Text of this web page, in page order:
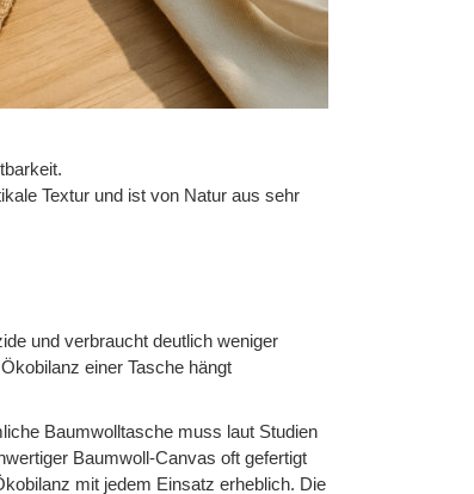
Textur und ist von Natur aus sehr
und verbraucht deutlich weniger
einer Tasche hängt
Baumwolltasche muss laut Studien
Baumwoll-Canvas oft gefertigt
mit jedem Einsatz erheblich. Die